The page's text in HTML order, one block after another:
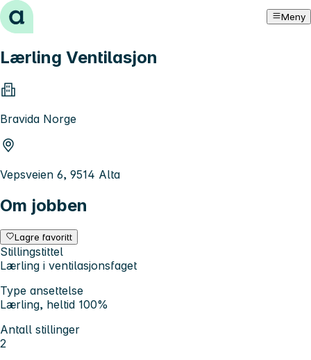
Hopp til innhold Meny
Lærling Ventilasjon
Bravida Norge
Vepsveien 6, 9514 Alta
Om jobben
Lagre favoritt
Stillingstittel
Lærling i ventilasjonsfaget
Type ansettelse
Lærling, heltid 100%
Antall stillinger
2